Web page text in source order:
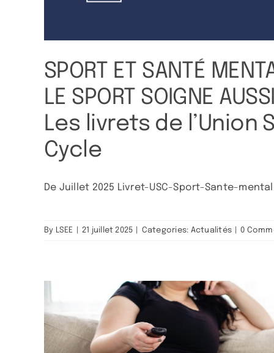
SPORT ET SANTÉ
LE SPORT SOIGNE
Les livrets de l’Union
Cycle
De Juillet 2025 Livret-USC-Sport-Sante-
By LSEE 21 juillet 2025 Categories: Actualités 0